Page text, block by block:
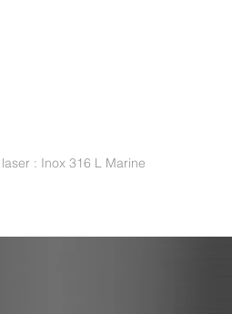
: Inox 316 L Marine